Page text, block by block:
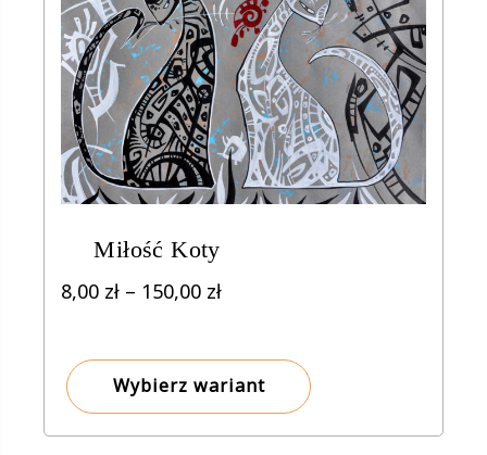
Miłość Koty
8,00 zł – 150,00 złZakres
8,00 zł
do
Wybierz wariant